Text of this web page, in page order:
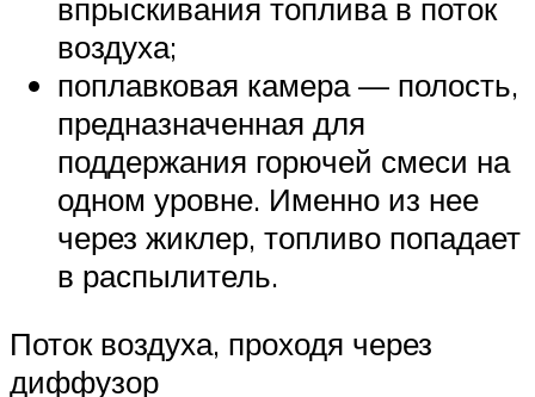
впрыскивания топлива в поток
воздуха;
поплавковая камера — полость,
предназначенная для
поддержания горючей смеси на
одном уровне. Именно из нее
через жиклер, топливо попадает
в распылитель.
Поток воздуха, проходя через
диффузор